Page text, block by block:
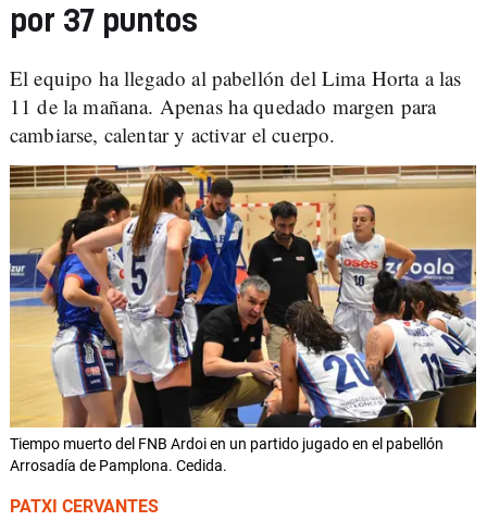
por 37 puntos
El equipo ha llegado al pabellón del Lima Horta a las
11 de la mañana. Apenas ha quedado margen para
cambiarse, calentar y activar el cuerpo.
Tiempo muerto del FNB Ardoi en un partido jugado en el pabellón
Arrosadía de Pamplona. Cedida.
PATXI CERVANTES